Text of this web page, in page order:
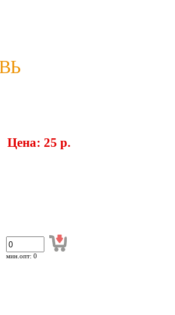
Цена: 25 p.
мин.опт: 0